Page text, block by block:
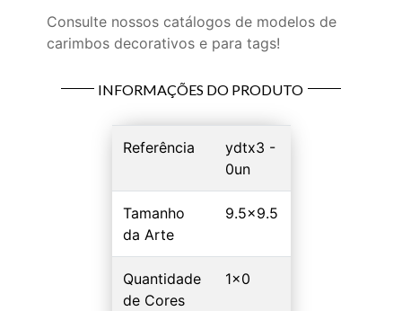
Consulte nossos catálogos de modelos de
carimbos decorativos e para tags!
INFORMAÇÕES DO PRODUTO
Referência
ydtx3 -
0un
Tamanho
da Arte
9.5x9.5
Quantidade
de Cores
1x0